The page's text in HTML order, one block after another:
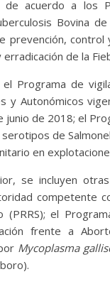
de acuerdo a los
Bovina
prevención,
de la
el Programa de
y Autonómicos
junio de 2018; el
de
en
se incluyen
competente
(PRRS); el
frente a
Mycoplasma